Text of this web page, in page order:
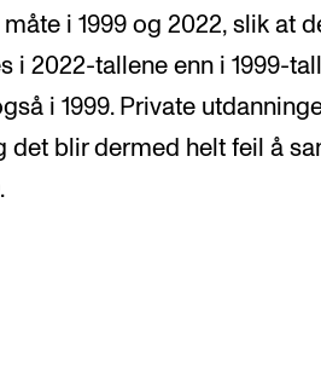
i 1999 og 2022, slik at
i 2022-tallene enn i 1999-
i 1999. Private
det blir dermed helt feil å